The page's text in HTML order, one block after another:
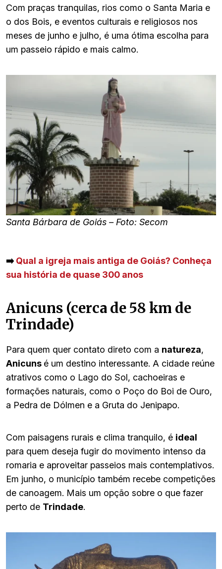
Com praças tranquilas, rios como o Santa Maria e
o dos Bois, e eventos culturais e religiosos nos
meses de junho e julho, é uma ótima escolha para
um passeio rápido e mais calmo.
Santa Bárbara de Goiás – Foto: Secom
➡️Qual a igreja mais antiga de Goiás? Conheça
sua história de quase 300 anos
Anicuns (cerca de 58 km de
Trindade)
Para quem quer contato direto com a natureza,
Anicuns é um destino interessante. A cidade reúne
atrativos como o Lago do Sol, cachoeiras e
formações naturais, como o Poço do Boi de Ouro,
a Pedra de Dólmen e a Gruta do Jenipapo.
Com paisagens rurais e clima tranquilo, é ideal
para quem deseja fugir do movimento intenso da
romaria e aproveitar passeios mais contemplativos.
Em junho, o município também recebe competições
de canoagem. Mais um opção sobre o que fazer
perto de Trindade.